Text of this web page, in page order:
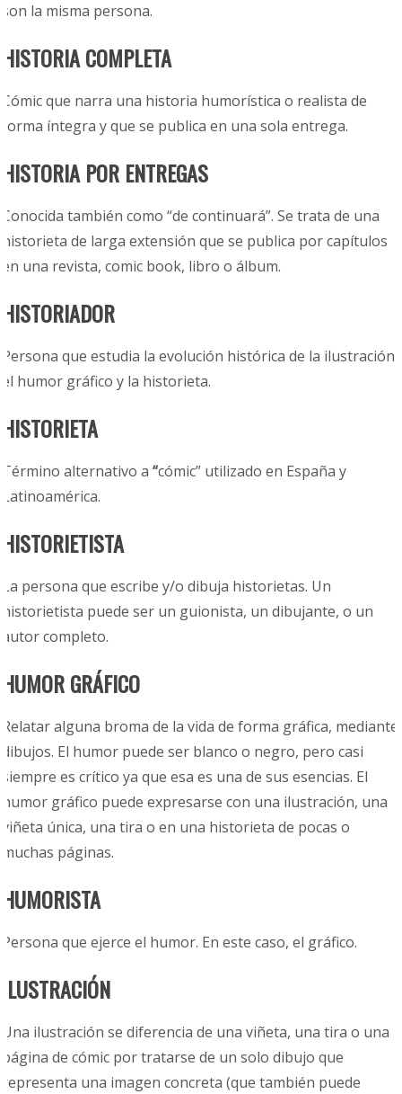
son la misma persona.
HISTORIA COMPLETA
Cómic que narra una historia humorística o realista de
forma íntegra y que se publica en una sola entrega.
HISTORIA POR ENTREGAS
Conocida también como “de continuará”. Se trata de una
historieta de larga extensión que se publica por capítulos
en una revista, comic book, libro o álbum.
HISTORIADOR
Persona que estudia la evolución histórica de la ilustración,
el humor gráfico y la historieta.
HISTORIETA
Término alternativo a “cómic” utilizado en España y
Latinoamérica.
HISTORIETISTA
La persona que escribe y/o dibuja historietas. Un
historietista puede ser un guionista, un dibujante, o un
autor completo.
HUMOR GRÁFICO
Relatar alguna broma de la vida de forma gráfica, mediante
dibujos. El humor puede ser blanco o negro, pero casi
siempre es crítico ya que esa es una de sus esencias. El
humor gráfico puede expresarse con una ilustración, una
viñeta única, una tira o en una historieta de pocas o
muchas páginas.
HUMORISTA
Persona que ejerce el humor. En este caso, el gráfico.
ILUSTRACIÓN
Una ilustración se diferencia de una viñeta, una tira o una
página de cómic por tratarse de un solo dibujo que
representa una imagen concreta (que también puede